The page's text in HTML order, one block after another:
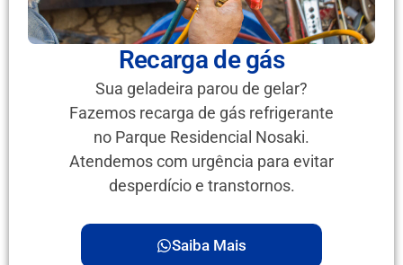
Recarga de gás
Sua geladeira parou de gelar?
Fazemos recarga de gás refrigerante
no Parque Residencial Nosaki.
Atendemos com urgência para evitar
desperdício e transtornos.
Saiba Mais